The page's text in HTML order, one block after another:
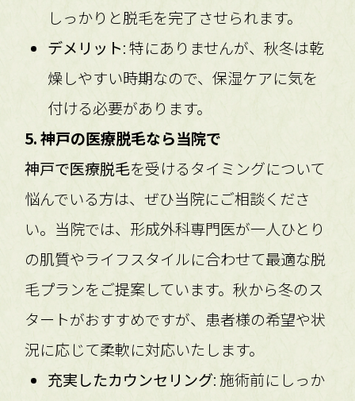
しっかりと脱毛を完了させられます。
デメリット: 特にありませんが、秋冬は乾
燥しやすい時期なので、保湿ケアに気を
付ける必要があります。
5. 神戸の医療脱毛なら当院で
神戸で医療脱毛を受けるタイミングについて
悩んでいる方は、ぜひ当院にご相談くださ
い。当院では、形成外科専門医が一人ひとり
の肌質やライフスタイルに合わせて最適な脱
毛プランをご提案しています。秋から冬のス
タートがおすすめですが、患者様の希望や状
況に応じて柔軟に対応いたします。
充実したカウンセリング: 施術前にしっか